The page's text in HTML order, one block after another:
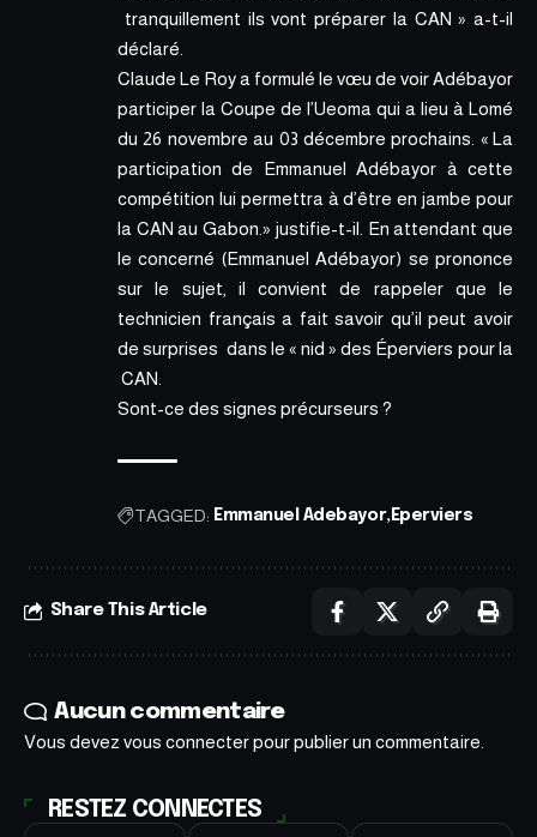
tranquillement ils vont préparer la CAN » a-t-il
déclaré.
Claude Le Roy a formulé le vœu de voir Adébayor
participer la Coupe de l’Ueoma qui a lieu à Lomé
du 26 novembre au 03 décembre prochains . « La
participation de Emmanuel Adébayor à cette
compétition lui permettra à d’être en jambe pour
la CAN au Gabon.» justifie-t-il. En attendant que
le concerné (Emmanuel Adébayor) se prononce
sur le sujet, il convient de rappeler que le
technicien français a fait savoir qu’il peut avoir
de surprises dans le « nid » des Éperviers pour la
CAN.
Sont-ce des signes précurseurs ?
TAGGED: Emmanuel Adebayor Eperviers
Share This Article
Aucun commentaire
Vous devez vous connecterpour publier un commentaire.
RESTEZ CONNECTES